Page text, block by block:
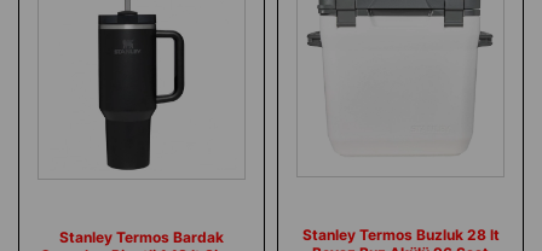
Stanley Termos Bardak
Stanley Termos Buzluk 28 lt